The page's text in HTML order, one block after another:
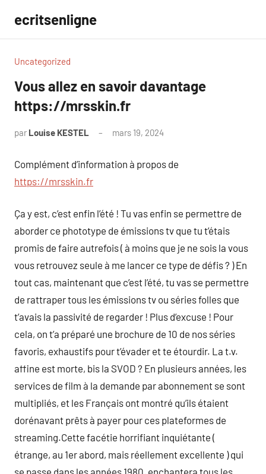
contenu
ecritsenligne
Uncategorized
Vous allez en savoir davantage
https://mrsskin.fr
par Louise KESTEL mars 19, 2024
Complément d’information à propos de
https://mrsskin.fr
Ça y est, c’est enfin l’été ! Tu vas enfin se permettre de
aborder ce phototype de émissions tv que tu t’étais
promis de faire autrefois ( à moins que je ne sois la vous
vous retrouvez seule à me lancer ce type de défis ? ) En
tout cas, maintenant que c’est l’été, tu vas se permettre
de rattraper tous les émissions tv ou séries folles que
t’avais la passivité de regarder ! Plus d’excuse ! Pour
cela, on t’a préparé une brochure de 10 de nos séries
favoris, exhaustifs pour t’évader et te étourdir. La t.v.
affine est morte, bis la SVOD ? En plusieurs années, les
services de film à la demande par abonnement se sont
multipliés, et les Français ont montré qu’ils étaient
dorénavant prêts à payer pour ces plateformes de
streaming.Cette facétie horrifiant inquiétante (
étrange, au 1er abord, mais réellement excellente ) qui
se passe dans les années 1980, enchantera tous les